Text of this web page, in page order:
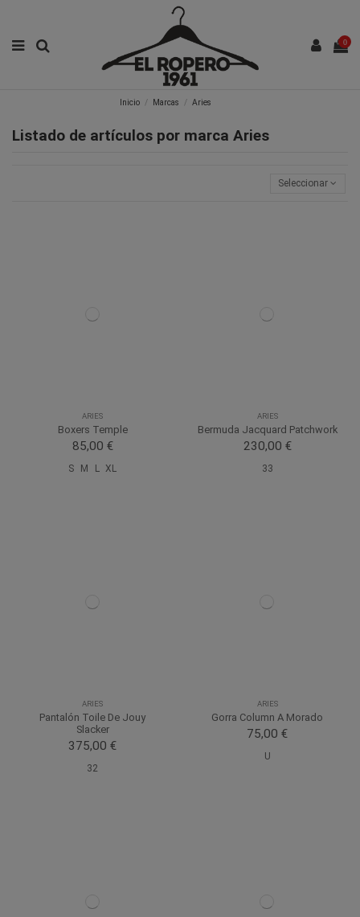
0
Inicio Marcas Aries
Listado de artículos por marca Aries
Seleccionar
ARIES
Boxers Temple
85,00 €
S M L XL
ARIES
Bermuda Jacquard Patchwork
230,00 €
33
ARIES
Pantalón Toile De Jouy
Slacker
375,00 €
32
ARIES
Gorra Column A Morado
75,00 €
U